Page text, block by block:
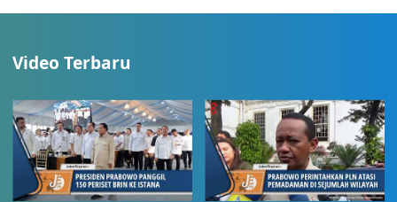
Video Terbaru